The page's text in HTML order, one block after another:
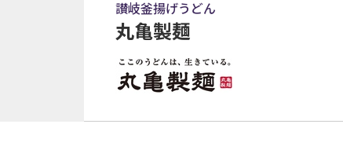
讃岐釜揚げうどん
丸亀製麺